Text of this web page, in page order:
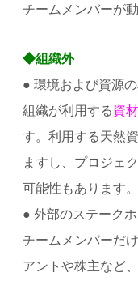
チームメンバーが
◆組織外
● 環境および資源の
組織が利用する資
す。利用する天然
ますし、プロジェ
可能性もあります。
● 外部のステーク
チームメンバーだ
アントや株主など、